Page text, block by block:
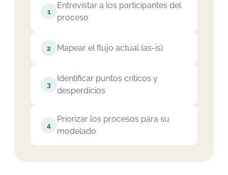
1
Entrevistar a los participantes del
proceso
2 Mapear el flujo actual (as-is)
3
Identificar puntos críticos y
desperdicios
4
Priorizar los procesos para su
modelado